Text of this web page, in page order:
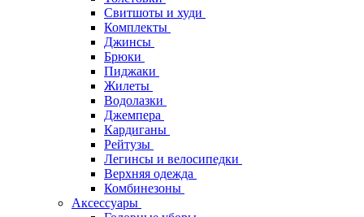
Свитшоты и худи
Комплекты
Джинсы
Брюки
Пиджаки
Жилеты
Водолазки
Джемпера
Кардиганы
Рейтузы
Легинсы и велосипедки
Верхняя одежда
Комбинезоны
Аксессуары